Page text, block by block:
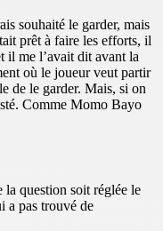
souhaité le garder, mais
prêt à faire les efforts, il
il me l’avait dit avant la
où le joueur veut partir
de le garder. Mais, si on
Comme Momo Bayo
question soit réglée le
a pas trouvé de